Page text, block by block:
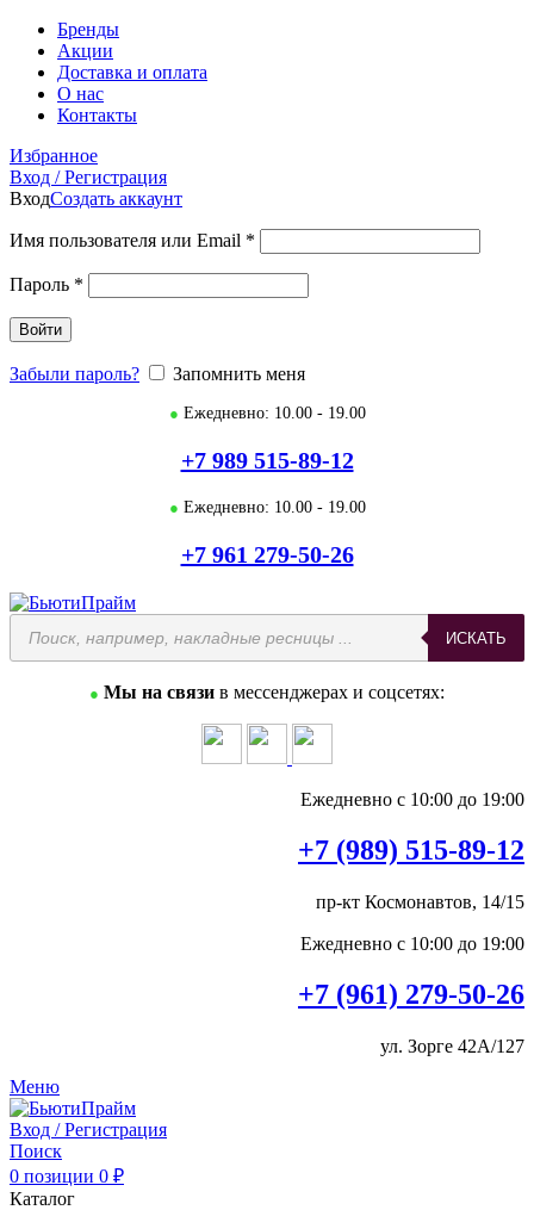
Бренды
Акции
Доставка и оплата
О нас
Контакты
Избранное
Вход / Регистрация
ВходСоздать аккаунт
Имя пользователя или Email *
Пароль *
Войти
Забыли пароль? Запомнить меня
● Ежедневно: 10.00 - 19.00
+7 989 515-89-12
● Ежедневно: 10.00 - 19.00
+7 961 279-50-26
ИСКАТЬ
● Мы на связи в мессенджерах и соцсетях:
Ежедневно с 10:00 до 19:00
+7 (989) 515-89-12
пр-кт Космонавтов, 14/15
Ежедневно с 10:00 до 19:00
+7 (961) 279-50-26
ул. Зорге 42А/127
Меню
Вход / Регистрация
Поиск
0 позиции 0 ₽
Каталог